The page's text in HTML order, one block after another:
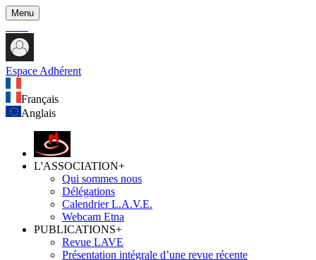
Menu
Espace Adhérent
Français
Anglais
L'ASSOCIATION+
Qui sommes nous
Délégations
Calendrier L.A.V.E.
Webcam Etna
PUBLICATIONS+
Revue LAVE
Présentation intégrale d’une revue récente